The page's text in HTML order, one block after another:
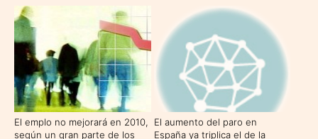
El emplo no mejorará en 2010,
según un gran parte de los
El aumento del paro en
España ya triplica el de la